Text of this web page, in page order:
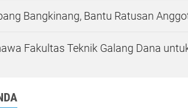
Bangkinang, Bantu Ratusan
Fakultas Teknik Galang Dana